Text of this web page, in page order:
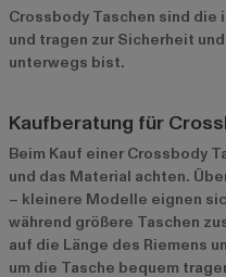
Crossbody Taschen sind
und tragen zur Sicherheit
unterwegs bist.
Kaufberatung für
Beim Kauf einer Crossbody
und das Material achten.
– kleinere Modelle eignen
während größere Taschen
auf die Länge des Riemens
um die Tasche bequem